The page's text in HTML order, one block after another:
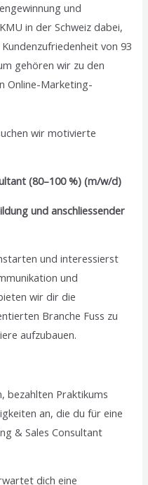
und
in der Schweiz dabei,
von 93
gehören wir zu den
Online-Marketing-
wir motivierte
(80–100 %) (m/w/d)
und anschliessender
und interessierst
und
wir dir die
Branche Fuss zu
aufzubauen.
bezahlten Praktikums
an, die du für eine
& Sales Consultant
dich eine